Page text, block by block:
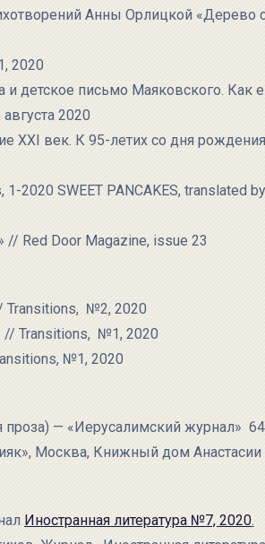
Анны Орлицкой «Дерево
2020
и детское письмо Маяковского. Как
2020
XXI век. К 95-летих со дня
2020 SWEET PANCAKES, translated
// Red Door Magazine, issue 23
Transitions, №2, 2020
// Transitions, №1, 2020
№1, 2020
проза) — «Иерусалимский журнал»
Москва, Книжный дом
Иностранная литература №7, 2020.